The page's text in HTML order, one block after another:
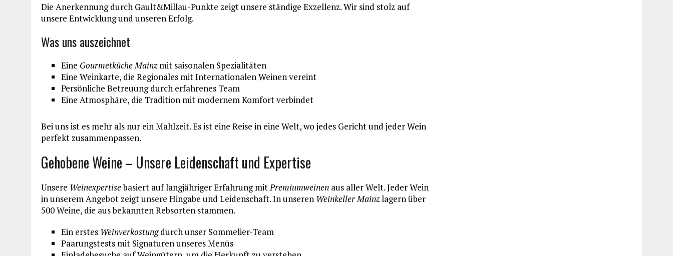
Die Anerkennung durch Gault&Millau-Punkte zeigt unsere ständige Exzellenz. Wir sind stolz auf
unsere Entwicklung und unseren Erfolg.
Was uns auszeichnet
Eine Gourmetküche Mainzmit saisonalen Spezialitäten
Eine Weinkarte, die Regionales mit Internationalen Weinen vereint
Persönliche Betreuung durch erfahrenes Team
Eine Atmosphäre, die Tradition mit modernem Komfort verbindet
Bei uns ist es mehr als nur ein Mahlzeit. Es ist eine Reise in eine Welt, wo jedes Gericht und jeder Wein
perfekt zusammenpassen.
Gehobene Weine – Unsere Leidenschaft und Expertise
Unsere Weinexpertisebasiert auf langjähriger Erfahrung mitPremiumweinen aus aller Welt. Jeder Wein
in unserem Angebot zeigt unsere Hingabe und Leidenschaft. In unseren Weinkeller Mainzlagern über
500 Weine, die aus bekannten Rebsorten stammen.
Ein erstes Weinverkostungdurch unser Sommelier-Team
Paarungstests mit Signaturen unseres Menüs